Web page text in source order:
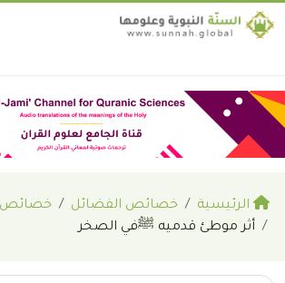
الرئيسية خصائص الفضائل
خصائص
أثر موطئ قدميه ﷺفي الصخر